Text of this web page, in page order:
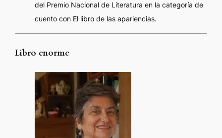
del Premio Nacional de Literatura en la categoría de
cuento con El libro de las apariencias.
Libro enorme